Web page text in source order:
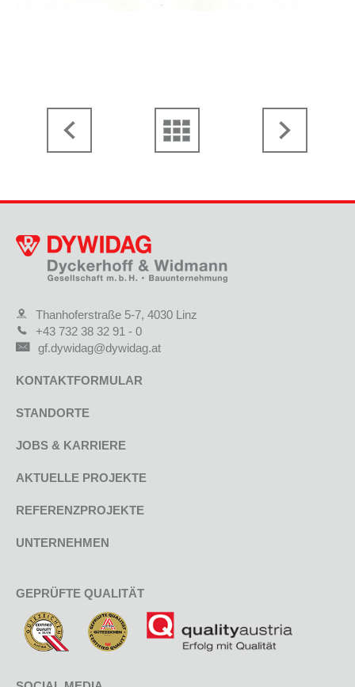
Thanhoferstraße 5-7, 4030 Linz
+43 732 38 32 91 - 0
gf.dywidag@dywidag.at
KONTAKTFORMULAR
STANDORTE
JOBS & KARRIERE
AKTUELLE PROJEKTE
REFERENZPROJEKTE
UNTERNEHMEN
GEPRÜFTE QUALITÄT